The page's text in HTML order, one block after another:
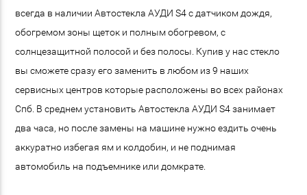
всегда в наличии Автостекла АУДИ S4 с датчиком дождя,
обогремом зоны щеток и полным обогревом, с
солнцезащитной полосой и без полосы. Купив у нас стекло
вы сможете сразу его заменить в любом из 9 наших
сервисных центров которые расположены во всех районах
Спб. В среднем установить Автостекла АУДИ S4 занимает
два часа, но после замены на машине нужно ездить очень
аккуратно избегая ям и колдобин, и не поднимая
автомобиль на подъемнике или домкрате.